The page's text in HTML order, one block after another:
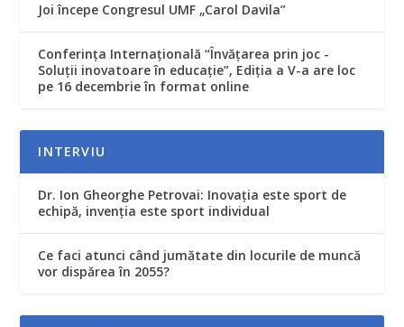
Joi începe Congresul UMF „Carol Davila”
Conferința Internațională “Învățarea prin joc -
Soluții inovatoare în educație”, Ediția a V-a are loc
pe 16 decembrie în format online
INTERVIU
Dr. Ion Gheorghe Petrovai: Inovația este sport de
echipă, invenția este sport individual
Ce faci atunci când jumătate din locurile de muncă
vor dispărea în 2055?